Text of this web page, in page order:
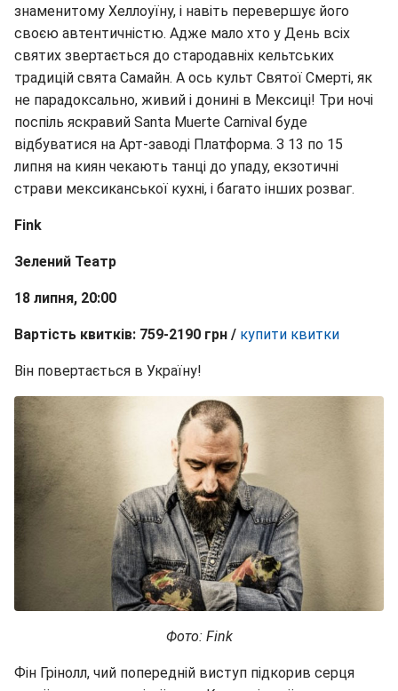
знаменитому Хеллоуїну, і навіть перевершує його
своєю автентичністю. Адже мало хто у День всіх
святих звертається до стародавніх кельтських
традицій свята Самайн. А ось культ Святої Смерті, як
не парадоксально, живий і донині в Мексиці! Три ночі
поспіль яскравий Santa Muerte Carnival буде
відбуватися на Арт-заводі Платформа. З 13 по 15
липня на киян чекають танці до упаду, екзотичні
страви мексиканської кухні, і багато інших розваг.
Fink
Зелений Театр
18 липня, 20:00
Вартість квитків: 759-2190 грн / купити квитки
Він повертається в Україну!
Фото: Fink
Фін Грінолл, чий попередній виступ підкорив серця